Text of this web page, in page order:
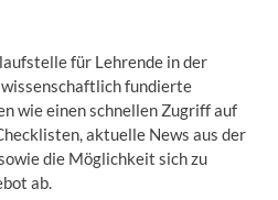
für Lehrende in der
fundierte
wie einen schnellen Zugriff auf
aktuelle News aus der
die Möglichkeit sich zu
ab.